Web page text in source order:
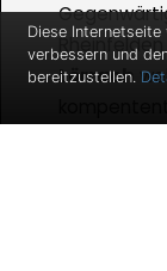
Lörrach
Diese
verbessern und
bereitzustellen.